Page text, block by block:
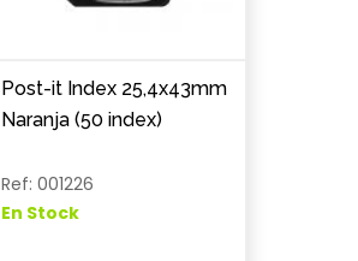
Post-it Index 25,4x43mm
Naranja (50 index)
Ref: 001226
En Stock